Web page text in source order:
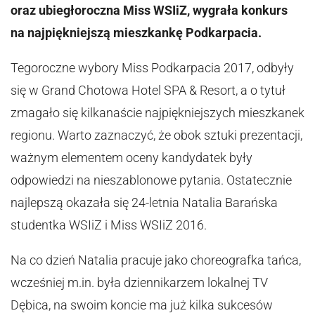
oraz ubiegłoroczna Miss WSIiZ, wygrała konkurs
na najpiękniejszą mieszkankę Podkarpacia.
Tegoroczne wybory Miss Podkarpacia 2017, odbyły
się w Grand Chotowa Hotel SPA & Resort, a o tytuł
zmagało się kilkanaście najpiękniejszych mieszkanek
regionu. Warto zaznaczyć, że obok sztuki prezentacji,
ważnym elementem oceny kandydatek były
odpowiedzi na nieszablonowe pytania. Ostatecznie
najlepszą okazała się 24-letnia Natalia Barańska
studentka WSIiZ i Miss WSIiZ 2016.
Na co dzień Natalia pracuje jako choreografka tańca,
wcześniej m.in. była dziennikarzem lokalnej TV
Dębica, na swoim koncie ma już kilka sukcesów